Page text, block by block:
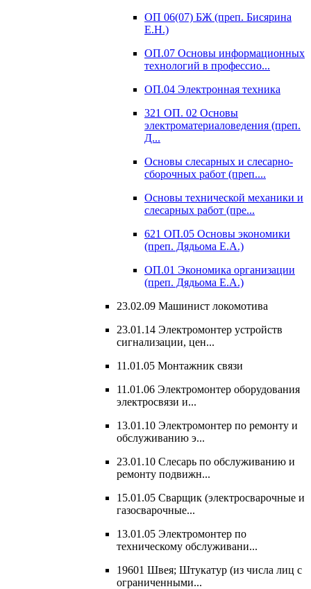
ОП 06(07) БЖ (преп. Бисярина
Е.Н.)
ОП.07 Основы информационных
технологий в профессио...
ОП.04 Электронная техника
321 ОП. 02 Основы
электроматериаловедения (преп.
Д...
Основы слесарных и слесарно-
сборочных работ (преп....
Основы технической механики и
слесарных работ (пре...
621 ОП.05 Основы экономики
(преп. Дядьома Е.А.)
ОП.01 Экономика организации
(преп. Дядьома Е.А.)
23.02.09 Машинист локомотива
23.01.14 Электромонтер устройств
сигнализации, цен...
11.01.05 Монтажник связи
11.01.06 Электромонтер оборудования
электросвязи и...
13.01.10 Электромонтер по ремонту и
обслуживанию э...
23.01.10 Слесарь по обслуживанию и
ремонту подвижн...
15.01.05 Сварщик (электросварочные и
газосварочные...
13.01.05 Электромонтер по
техническому обслуживани...
19601 Швея; Штукатур (из числа лиц с
ограниченными...